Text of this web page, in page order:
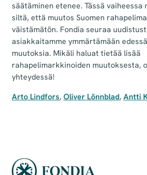
säätäminen etenee. Tässä
siltä, että muutos Suomen
väistämätön. Fondia seuraa
asiakkaitamme ymmärtämään
muutoksia. Mikäli haluat tietää lisää
rahapelimarkkinoiden muutoksesta,
yhteydessä!
Arto Lindfors, Oliver Lönnblad, Antti